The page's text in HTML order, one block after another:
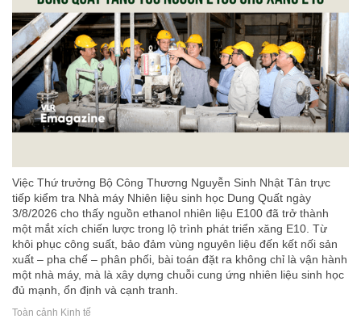
Việc Thứ trưởng Bộ Công Thương Nguyễn Sinh Nhật Tân trực
tiếp kiểm tra Nhà máy Nhiên liệu sinh học Dung Quất ngày
3/8/2026 cho thấy nguồn ethanol nhiên liệu E100 đã trở thành
một mắt xích chiến lược trong lộ trình phát triển xăng E10. Từ
khôi phục công suất, bảo đảm vùng nguyên liệu đến kết nối sản
xuất – pha chế – phân phối, bài toán đặt ra không chỉ là vận hành
một nhà máy, mà là xây dựng chuỗi cung ứng nhiên liệu sinh học
đủ mạnh, ổn định và cạnh tranh.
Toàn cảnh Kinh tế